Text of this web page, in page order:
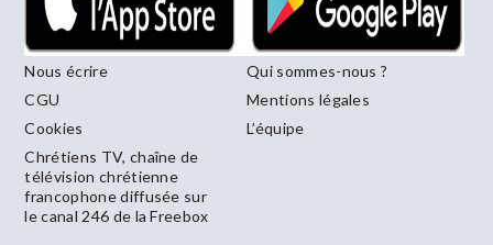
Nous écrire
Qui sommes-nous ?
CGU
Mentions légales
Cookies
L’équipe
Chrétiens TV, chaîne de
télévision chrétienne
francophone diffusée sur
le canal 246 de la Freebox